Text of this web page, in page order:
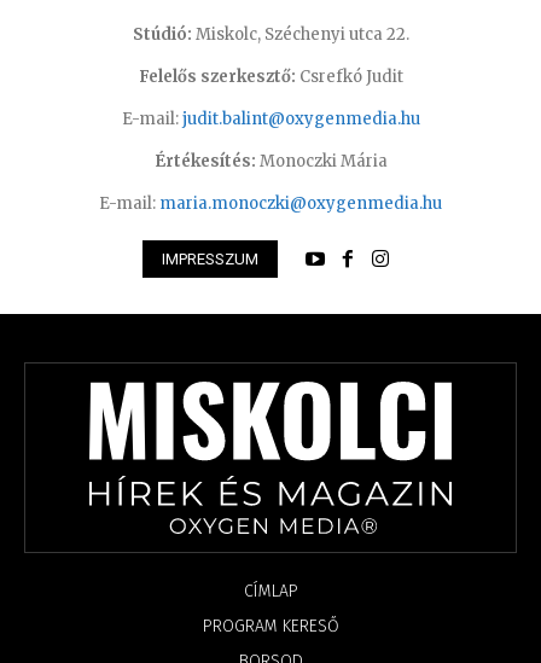
Stúdió: Miskolc, Széchenyi utca 22.
Felelős szerkesztő: Csrefkó Judit
E-mail:judit.balint@oxygenmedia.hu
Értékesítés: Monoczki Mária
E-mail: maria.monoczki@oxygenmedia.hu
IMPRESSZUM
CÍMLAP
PROGRAM KERESŐ